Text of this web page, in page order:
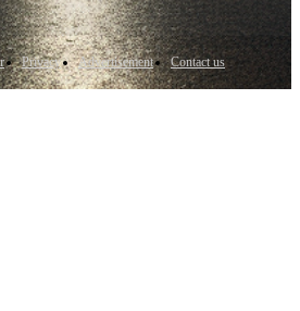
Privacy Advertisement Contact us